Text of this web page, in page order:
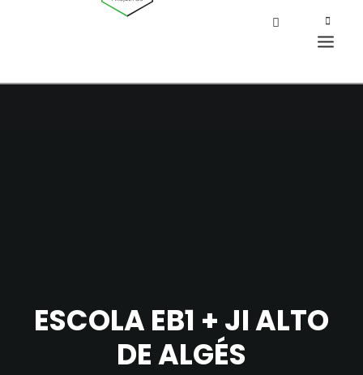
ESCOLA EB1 + JI ALTO
DE ALGÉS